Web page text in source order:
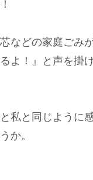
などの家庭ごみ
よ！』と声を掛
私と同じように
か。